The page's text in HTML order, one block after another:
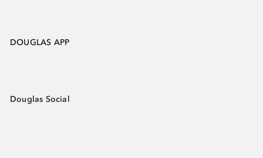
DOUGLAS APP
Douglas Social